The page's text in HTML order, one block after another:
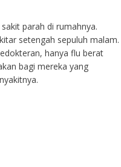
parah di rumahnya.
setengah sepuluh malam.
hanya flu berat
bagi mereka yang